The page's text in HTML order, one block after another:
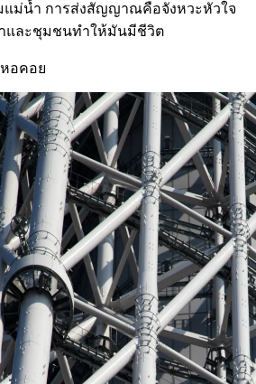
มแม่น้ำ การส่งสัญญาณคือจังหวะหัวใจ
และชุมชนทำให้มันมีชีวิต
หอคอย